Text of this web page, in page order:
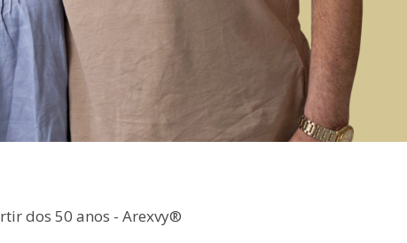
dos 50 anos - Arexvy®